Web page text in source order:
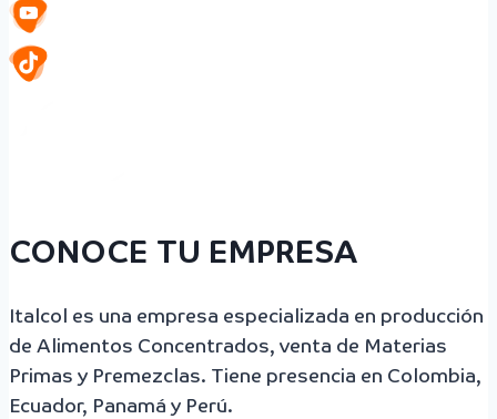
CONOCE TU EMPRESA
Italcol es una empresa especializada en producción
de Alimentos Concentrados, venta de Materias
Primas y Premezclas. Tiene presencia en Colombia,
Ecuador, Panamá y Perú.